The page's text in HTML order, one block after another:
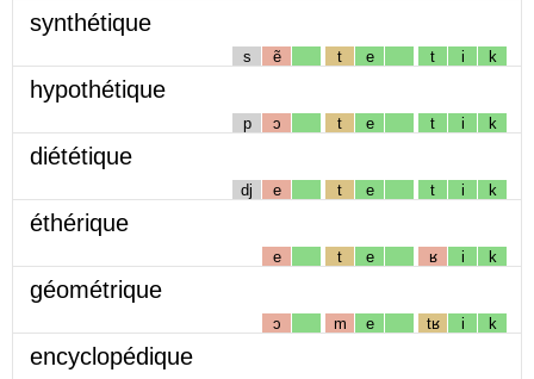
synthétique
s ẽ t e t i k
hypothétique
p ɔ t e t i k
diététique
dj e t e t i k
éthérique
e t e ʁ i k
géométrique
ɔ m e tʁ i k
encyclopédique